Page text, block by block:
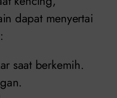
dapat menyertai
saat berkemih.